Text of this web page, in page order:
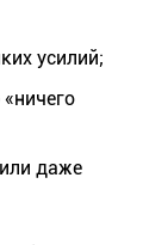
усилий;
даже